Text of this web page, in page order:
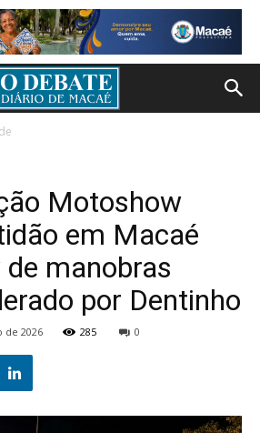
Motoshow
em Macaé
manobras
por Dentinho
de 2026 285 0